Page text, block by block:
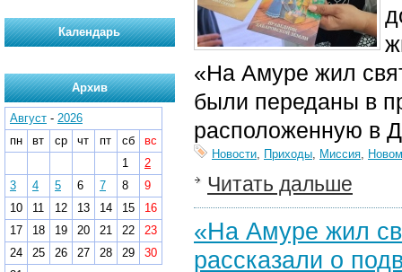
«На Амуре жил
были переданы в
расположенную в
Новости, Приходы, Миссия,
Читать дальше
«На Амуре жил
рассказали о
Календарь
Архив
Август - 2026
пн
вт ср чт пт сб
вс
1
2
3
4 5 6 7 8
9
10
11 12 13 14 15
16
17
18 19 20 21 22
23
24
25 26 27 28 29
30